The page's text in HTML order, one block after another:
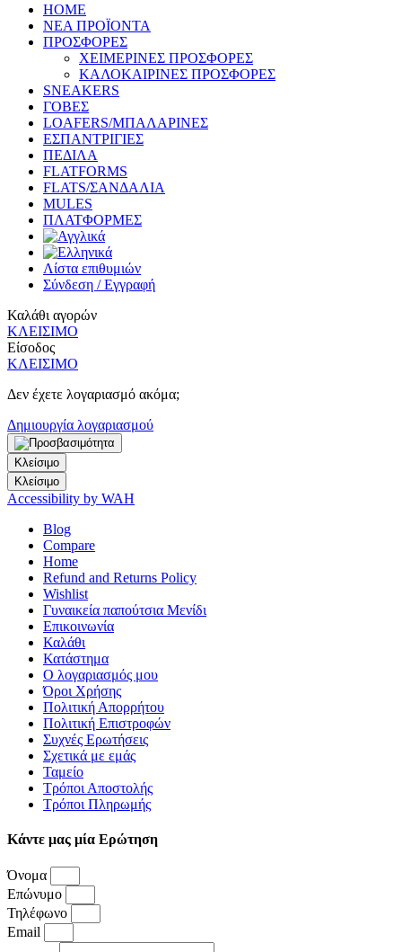
HOME
ΝΕΑ ΠΡΟΪΟΝΤΑ
ΠΡΟΣΦΟΡΕΣ
ΧΕΙΜΕΡΙΝΕΣ ΠΡΟΣΦΟΡΕΣ
ΚΑΛΟΚΑΙΡΙΝΕΣ ΠΡΟΣΦΟΡΕΣ
SNEAKERS
ΓΟΒΕΣ
LOAFERS/ΜΠΑΛΑΡΙΝΕΣ
ΕΣΠΑΝΤΡΙΓΙΕΣ
ΠΕΔΙΛΑ
FLATFORMS
FLATS/ΣΑΝΔΑΛΙΑ
MULES
ΠΛΑΤΦΟΡΜΕΣ
Λίστα επιθυμιών
Σύνδεση / Εγγραφή
Καλάθι αγορών
ΚΛΕΙΣΙΜΟ
Είσοδος
ΚΛΕΙΣΙΜΟ
Δεν έχετε λογαριασμό ακόμα;
Δημιουργία λογαριασμού
Κλείσιμο
Κλείσιμο
Accessibility by WAH
Blog
Compare
Home
Refund and Returns Policy
Wishlist
Γυναικεία παπούτσια Μενίδι
Επικοινωνία
Καλάθι
Κατάστημα
Ο λογαριασμός μου
Όροι Χρήσης
Πολιτική Απορρήτου
Πολιτική Επιστροφών
Συχνές Ερωτήσεις
Σχετικά με εμάς
Ταμείο
Τρόποι Αποστολής
Τρόποι Πληρωμής
Κάντε μας μία Ερώτηση
Όνομα
Επώνυμο
Τηλέφωνο
Email